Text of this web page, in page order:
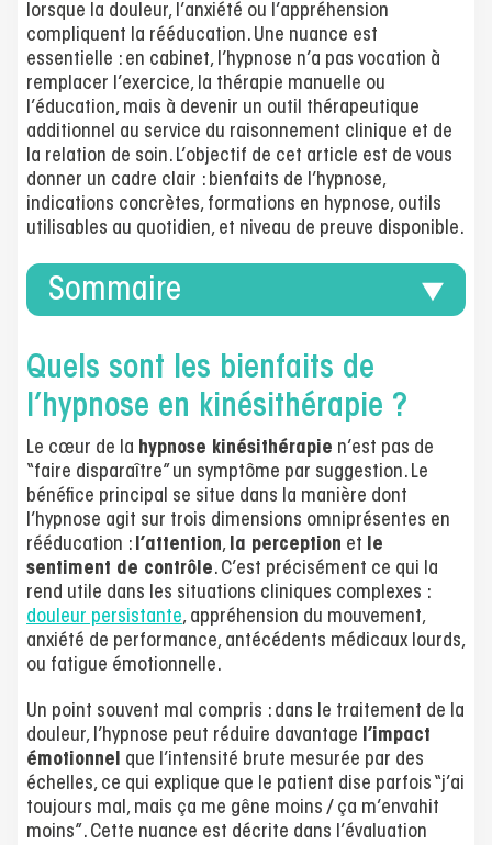
lorsque la douleur, l’anxiété ou l’appréhension
compliquent la rééducation. Une nuance est
essentielle : en cabinet, l’hypnose n’a pas vocation à
remplacer l’exercice, la thérapie manuelle ou
l’éducation, mais à devenir un outil thérapeutique
additionnel au service du raisonnement clinique et de
la relation de soin. L’objectif de cet article est de vous
donner un cadre clair : bienfaits de l’hypnose,
indications concrètes, formations en hypnose, outils
utilisables au quotidien, et niveau de preuve disponible.
Sommaire
Quels sont les bienfaits de
l’hypnose en kinésithérapie ?
Le cœur de la hypnose kinésithérapie n’est pas de
“faire disparaître” un symptôme par suggestion. Le
bénéfice principal se situe dans la manière dont
l’hypnose agit sur trois dimensions omniprésentes en
rééducation : l’attention, la perception et le
sentiment de contrôle. C’est précisément ce qui la
rend utile dans les situations cliniques complexes :
douleur persistante, appréhension du mouvement,
anxiété de performance, antécédents médicaux lourds,
ou fatigue émotionnelle.
Un point souvent mal compris : dans le traitement de la
douleur, l’hypnose peut réduire davantage l’impact
émotionnel que l’intensité brute mesurée par des
échelles, ce qui explique que le patient dise parfois “j’ai
toujours mal, mais ça me gêne moins / ça m’envahit
moins”. Cette nuance est décrite dans l’évaluation